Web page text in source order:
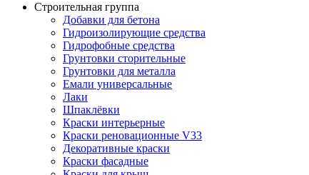
Строительная группа
Добавки для бетона
Гидроизолирующие средства
Гидрофобные средства
Грунтовки сторительные
Грунтовки для металла
Емали универсальные
Лаки
Шпаклёвки
Краски интерьерные
Краски реновационные V33
Декоративные краски
Краски фасадные